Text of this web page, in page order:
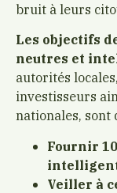
bruit à leurs
Les objectifs
neutres et
autorités
investisseurs
nationales, sont
Fournir
Veiller à